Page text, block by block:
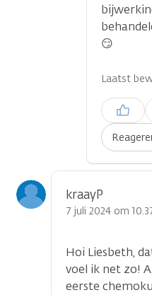
😏
Laatst
Inloggen
plaatsen
kraayP
7 juli 2024 om
Hoi Liesbeth,
voel ik net zo!
eerste